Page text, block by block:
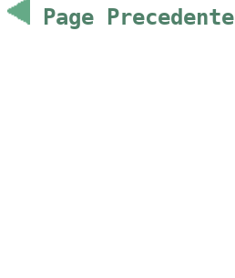
Page Precedente